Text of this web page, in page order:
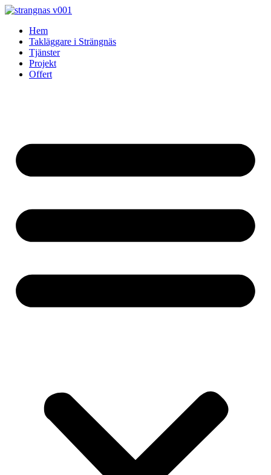
Skip
contentHem
Takläggare i Strängnäs
Tjänster
Projekt
Offert